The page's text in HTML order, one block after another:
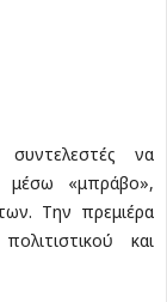
να
μέσω «μπράβο»,
Την πρεμιέρα
και